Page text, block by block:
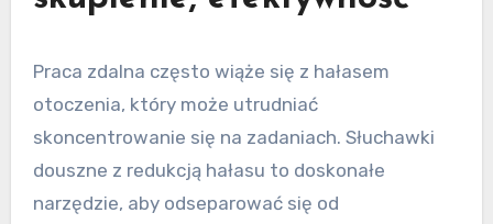
Praca zdalna często wiąże się z hałasem
otoczenia, który może utrudniać
skoncentrowanie się na zadaniach. Słuchawki
douszne z redukcją hałasu to doskonałe
narzędzie, aby odseparować się od